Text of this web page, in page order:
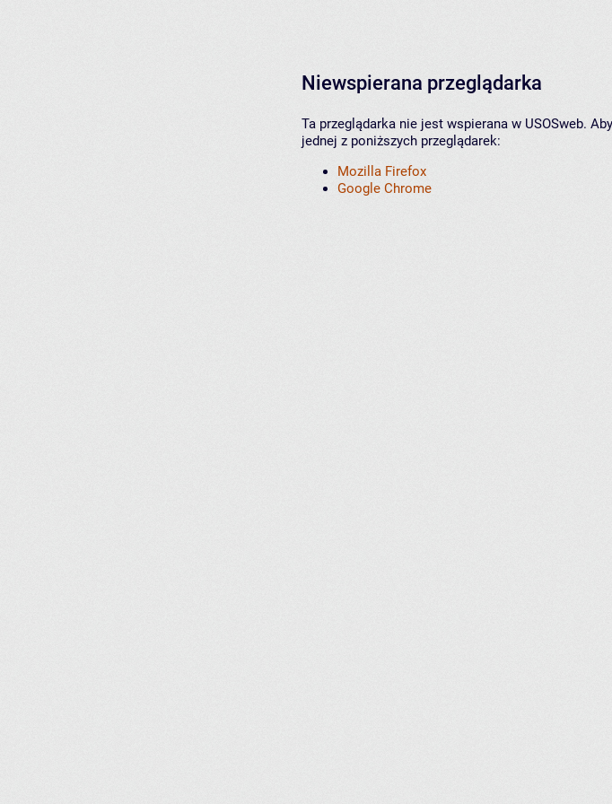
Niewspierana przeglądarka
Ta przeglądarka nie jest wspierana w USOSweb.
jednej z poniższych przeglądarek:
Mozilla Firefox
Google Chrome